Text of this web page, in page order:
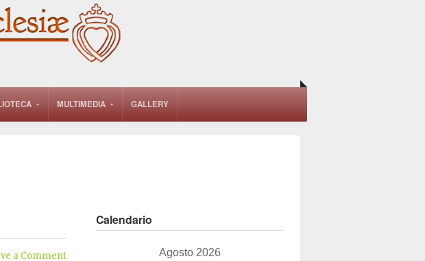
MULTIMEDIA GALLERY
a Comment
Calendario
Agosto 2026